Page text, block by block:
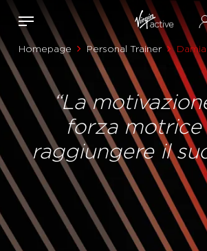
Homepage Personal Trainer
“La
forza
raggiungere il